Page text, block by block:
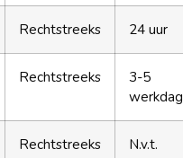
Rechtstreeks 24 uur
Rechtstreeks
3-5
werkdag
Rechtstreeks N.v.t.